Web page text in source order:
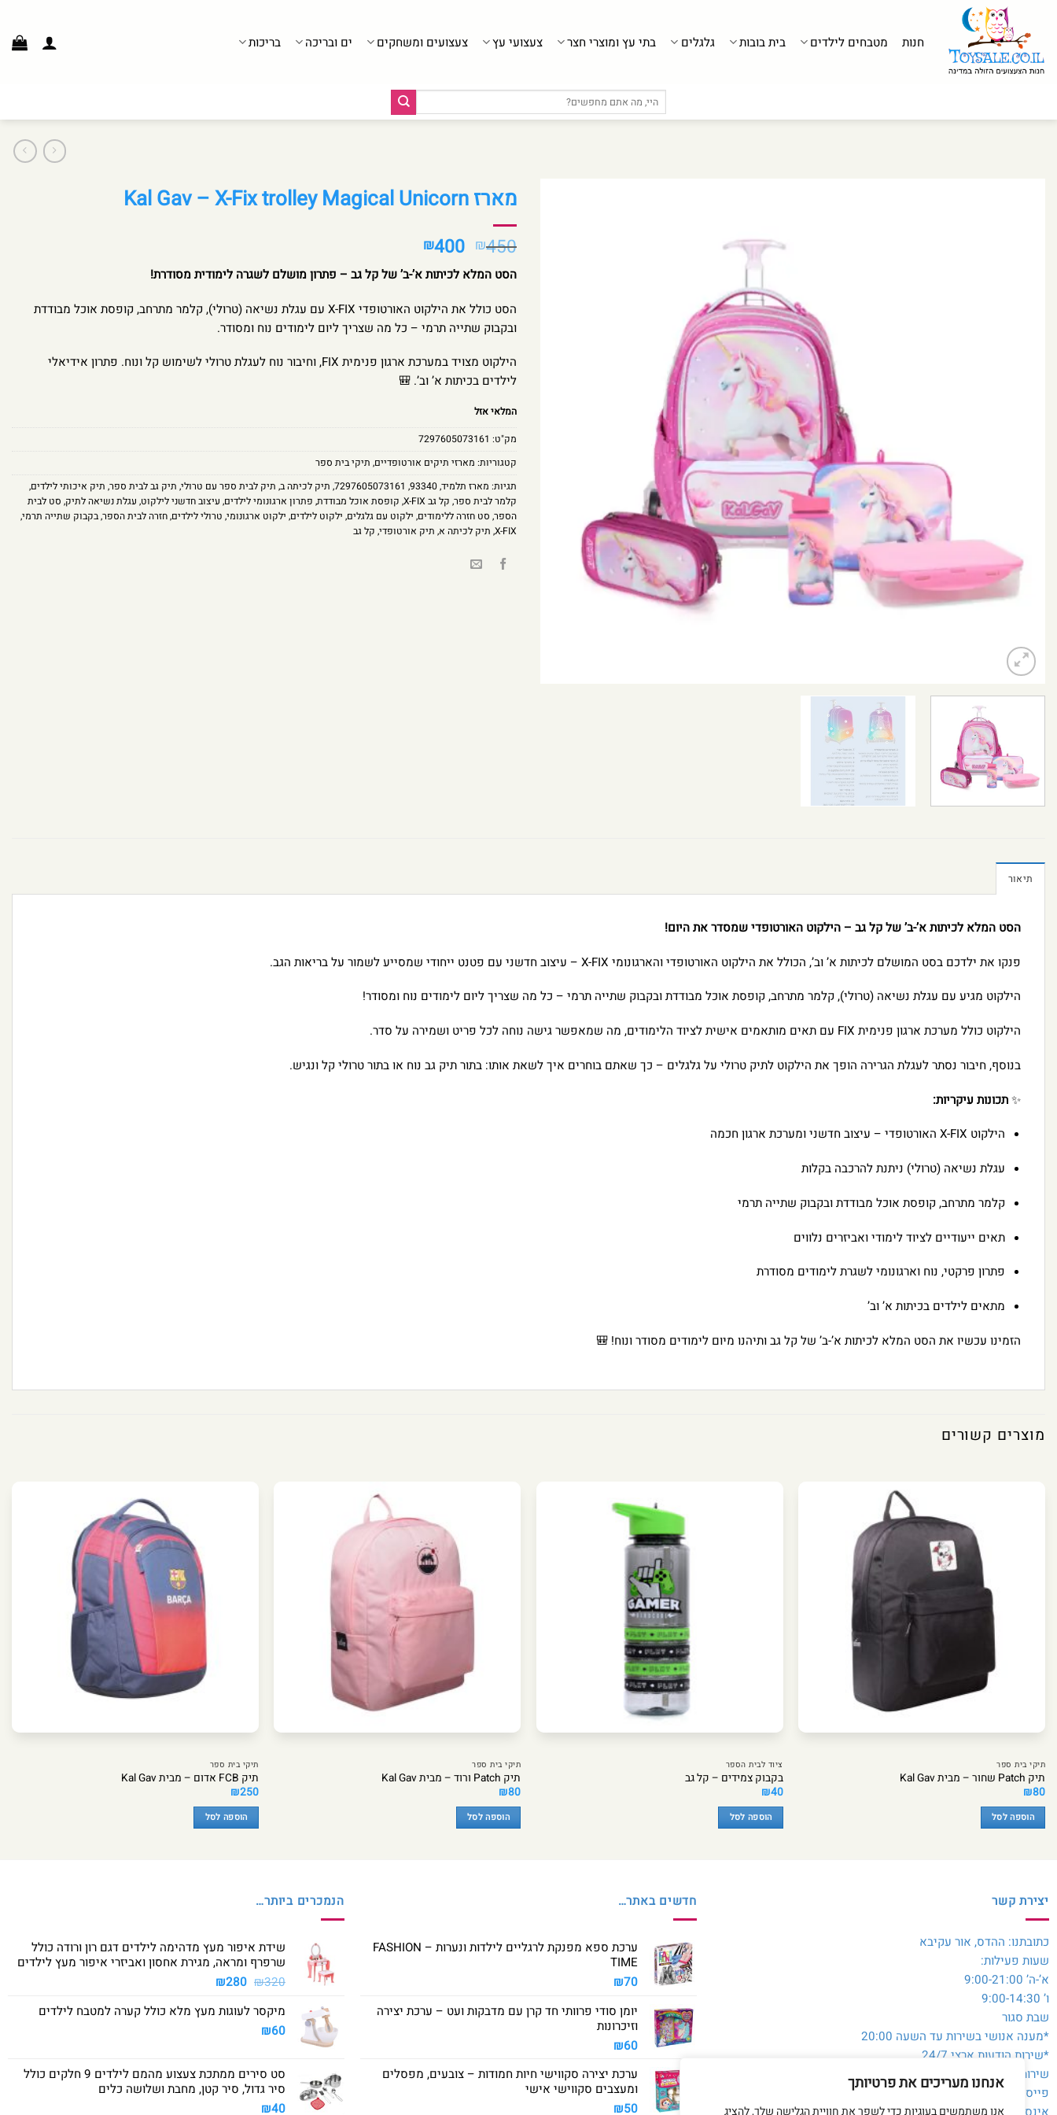
אנחנו מעריכים את פרטיותך
אנו משתמשים בעוגיות כדי לשפר את חוויית הגלישה שלך, להציג
חנות
מטבחים לילדים בית בובות גלגלים בתי עץ ומוצרי חצר צעצועי עץ צעצועים ומשחקים ים ובריכה בריכות
עבור:
מארז Kal Gav – X-Fix trolley Magical Unicorn
₪450 המחיר
המקורי
היה:
₪450.
₪400 המחיר
הנוכחי
הוא:
הסט המלא לכיתות א’-ב’ של קל גב – פתרון מושלם לשגרה לימודית מסודרת!
הסט כולל את הילקוט האורטופדי X-FIX עם עגלת נשיאה (טרולי), קלמר מתרחב, קופסת אוכל מבודדת
ובקבוק שתייה תרמי – כל מה שצריך ליום לימודים נוח ומסודר.
הילקוט מצויד במערכת ארגון פנימית FIX, וחיבור נוח לעגלת טרולי לשימוש קל ונוח. פתרון אידיאלי
לילדים בכיתות א’ וב’. 🎒
המלאי אזל
מק"ט: 7297605073161
קטגוריות: מארזי תיקים אורטופדיים, תיקי בית ספר
תגיות: מארז תלמיד,
93340
,
7297605073161
, תיק לכיתה ב, תיק לבית ספר עם טרולי, תיק גב לבית ספר, תיק איכותי לילדים,
קלמר לבית ספר, קל גב X-FIX , קופסת אוכל מבודדת, פתרון ארגונומי לילדים, עיצוב חדשני לילקוט, עגלת נשיאה לתיק, סט לבית
הספר, סט חזרה ללימודים, ילקוט עם גלגלים, ילקוט לילדים, ילקוט ארגונומי, טרולי לילדים,חזרה לבית הספר,בקבוק שתייה תרמי,
X-FIX
, תיק לכיתה א, תיק אורטופדי, קל גב
תיאור
הסט המלא לכיתות א’-ב’ של קל גב – הילקוט האורטופדי שמסדר את היום!
פנקו את ילדכם בסט המושלם לכיתות א’ וב’, הכולל את הילקוט האורטופדי והארגונומי X-FIX – עיצוב חדשני עם פטנט ייחודי שמסייע לשמור על בריאות הגב.
הילקוט מגיע עם עגלת נשיאה (טרולי), קלמר מתרחב, קופסת אוכל מבודדת ובקבוק שתייה תרמי – כל מה שצריך ליום לימודים נוח ומסודר!
הילקוט כולל מערכת ארגון פנימית FIX עם תאים מותאמים אישית לציוד הלימודים, מה שמאפשר גישה נוחה לכל פריט ושמירה על סדר.
בנוסף, חיבור נסתר לעגלת הגרירה הופך את הילקוט לתיק טרולי על גלגלים – כך שאתם בוחרים איך לשאת אותו: בתור תיק גב נוח או בתור טרולי קל ונגיש.
✨תכונות עיקריות:
הילקוט X-FIX האורטופדי – עיצוב חדשני ומערכת ארגון חכמה
עגלת נשיאה (טרולי) ניתנת להרכבה בקלות
קלמר מתרחב, קופסת אוכל מבודדת ובקבוק שתייה תרמי
תאים ייעודיים לציוד לימודי ואביזרים נלווים
פתרון פרקטי, נוח וארגונומי לשגרת לימודים מסודרת
מתאים לילדים בכיתות א’ וב’
הזמינו עכשיו את הסט המלא לכיתות א’-ב’ של קל גב ותיהנו מיום לימודים מסודר ונוח! 🎒
מוצרים קשורים
תיקי בית ספר
תיק Patch שחור – מבית Kal Gav
₪80
הוספה לסל
ציוד לבית הספר
בקבוק צמידים – קל גב
₪40
הוספה לסל
תיקי בית ספר
תיק Patch ורוד – מבית Kal Gav
₪80
הוספה לסל
תיקי בית ספר
תיק FCB אדום – מבית Kal Gav
₪250
הוספה לסל
יצירת קשר
כתובתנו: ההדס, אור עקיבא
שעות פעילות:
א’-ה’ 9:00-21:00
ו’ 9:00-14:30
שבת סגור
*מענה אנושי בשירות עד השעה 20:00
*שירות הודעות ארצי 24/7
שירות לקוחות והזמנות:054-3980564
פייסבוק:@toysale.co.il
חדשים באתר…
ערכת ספא מפנקת לרגליים לילדות ונערות – FASHION
TIME
₪70
יומן סודי פרוותי חד קרן עם מדבקות ועט – ערכת יצירה
וזיכרונות
₪60
ערכת יצירה סקווישי חיות חמודות – צובעים, מפסלים
ומעצבים סקווישי אישי
₪50
הנמכרים ביותר…
שידת איפור מעץ מדהימה לילדים דגם רון ורודה כולל
שרפרף ומראה, מגירת אחסון ואביזרי איפור מעץ לילדים
₪320
המחיר
היה:
₪280 המחיר
הוא:
מיקסר לעוגות מעץ מלא כולל קערה למטבח לילדים
₪60
סט סירים ממתכת צעצוע מהמם לילדים 9 חלקים כולל
סיר גדול, סיר קטן, מחבת ושלושה כלים
₪40